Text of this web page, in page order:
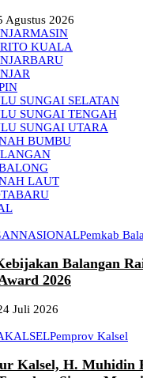
Agustus 2026
KUALA
SUNGAI SELATAN
SUNGAI TENGAH
SUNGAI UTARA
BUMBU
LAUT
NASIONALPemkab
Balangan
2026
Juli 2026
KALSELPemprov Kalsel
Kalsel, H. Muhidin